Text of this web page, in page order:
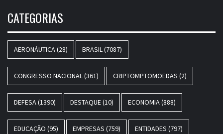
CATEGORIAS
AERONÁUTICA(28) BRASIL(7087)
CONGRESSO NACIONAL(361) CRIPTOMPTOMOEDAS (2)
DEFESA(1390) DESTAQUE(10) ECONOMIA(888)
EDUCAÇÃO (95) EMPRESAS (759) ENTIDADES (797)